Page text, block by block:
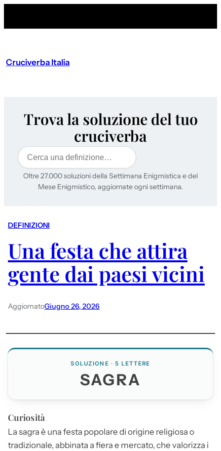
Cruciverba Italia
Trova la soluzione del tuo
cruciverba
Cerca
Oltre 27.000 soluzioni della Settimana Enigmistica e del
Mese Enigmistico, aggiornate ogni settimana.
DEFINIZIONI
Una festa che attira
gente dai paesi vicini
AggiornatoGiugno 26, 2026
SOLUZIONE · 5 LETTERE
SAGRA
Curiosità
La sagra è una festa popolare di origine religiosa o
tradizionale, abbinata a fiera e mercato, che valorizza i